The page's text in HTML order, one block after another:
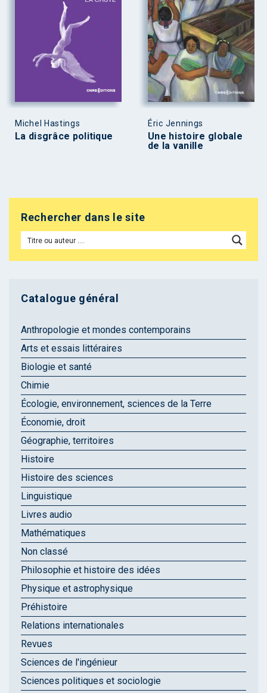
Michel Hastings
La disgrâce politique
Éric Jennings
Une histoire globale
de la vanille
Rechercher dans le site
Catalogue général
Anthropologie et mondes contemporains
Arts et essais littéraires
Biologie et santé
Chimie
Écologie, environnement, sciences de la Terre
Économie, droit
Géographie, territoires
Histoire
Histoire des sciences
Linguistique
Livres audio
Mathématiques
Non classé
Philosophie et histoire des idées
Physique et astrophysique
Préhistoire
Relations internationales
Revues
Sciences de l'ingénieur
Sciences politiques et sociologie